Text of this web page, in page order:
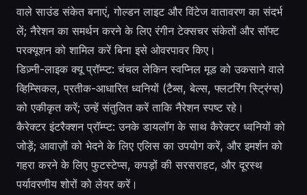
वाले साउंड संकेत बनाएं, गोल्डन लाइट और विंटेज वातावरण का संदर्भ
लें; नैरेशन का समर्थन करने के लिए रंगीन टेक्सचर संकेतों और सॉफ्ट
परक्यूशन को शामिल करें बिना इसे ओवरपावर किए।
डिज़्नी-लाइक क्यू प्रॉम्प्ट: चंचल लेकिन स्वप्निल मूड को उकसाने वाले
व्हिम्सिकल, प्रतीक-आधारित ध्वनियों (टैब्स, बेल्स, फ्लटरिंग स्ट्रिंग्स)
को एकीकृत करें; उन्हें संतुलित करें ताकि नैरेशन स्पष्ट रहे।
कैरेक्टर इंटरैक्शन प्रॉम्प्ट: उनके डायलॉग के साथ कैरेक्टर ध्वनियों को
जोड़ें; आवाज़ों को भेदने के लिए एलिस का उपयोग करें, और इमर्शन को
गहरा करने के लिए फुटस्टेप्स, कपड़ों की सरसराहट, और दूरस्थ
पर्यावरणीय शोरों को लेयर करें।